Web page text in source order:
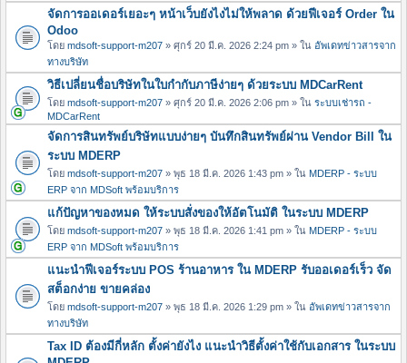
จัดการออเดอร์เยอะๆ หน้าเว็บยังไงไม่ให้พลาด ด้วยฟีเจอร์ Order ใน
Odoo
โดย mdsoft-support-m207 » ศุกร์ 20 มี.ค. 2026 2:24 pm » ใน อัพเดทข่าวสารจาก
ทางบริษัท
วิธีเปลี่ยนชื่อบริษัทในใบกำกับภาษีง่ายๆ ด้วยระบบ MDCarRent
โดย mdsoft-support-m207 » ศุกร์ 20 มี.ค. 2026 2:06 pm » ใน ระบบเช่ารถ -
MDCarRent
จัดการสินทรัพย์บริษัทแบบง่ายๆ บันทึกสินทรัพย์ผ่าน Vendor Bill ใน
ระบบ MDERP
โดย mdsoft-support-m207 » พุธ 18 มี.ค. 2026 1:43 pm » ใน MDERP - ระบบ
ERP จาก MDSoft พร้อมบริการ
แก้ปัญหาของหมด ให้ระบบสั่งของให้อัตโนมัติ ในระบบ MDERP
โดย mdsoft-support-m207 » พุธ 18 มี.ค. 2026 1:41 pm » ใน MDERP - ระบบ
ERP จาก MDSoft พร้อมบริการ
แนะนำฟีเจอร์ระบบ POS ร้านอาหาร ใน MDERP รับออเดอร์เร็ว จัด
สต็อกง่าย ขายคล่อง
โดย mdsoft-support-m207 » พุธ 18 มี.ค. 2026 1:29 pm » ใน อัพเดทข่าวสารจาก
ทางบริษัท
Tax ID ต้องมีกี่หลัก ตั้งค่ายังไง แนะนำวิธีตั้งค่าใช้กับเอกสาร ในระบบ